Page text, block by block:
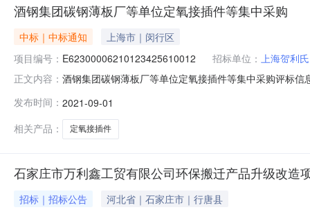
酒钢集团碳钢薄板厂等单位定氧接插件等集中采购
中标｜中标通知
上海市｜闵行区
项目编号： E62300006210123425610012 招标单位： 上海贺利
正文内容： 酒钢集团碳钢薄板厂等单位定氧接插件等集中采购评标
发布时间： 2021-09-01
相关产品：
定氧接插件
石家庄市万利鑫工贸有限公司环保搬迁产品升级改造
招标｜招标公告
河北省｜石家庄市｜行唐县